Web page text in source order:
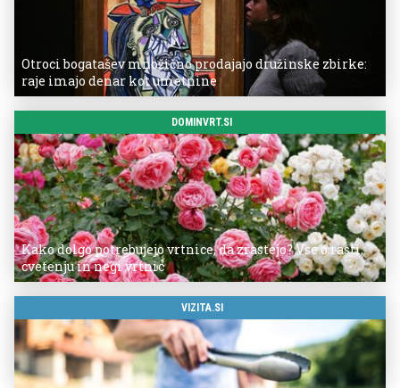
Otroci bogatašev množično prodajajo družinske zbirke:
raje imajo denar kot umetnine
DOMINVRT.SI
Kako dolgo potrebujejo vrtnice, da zrastejo? Vse o rasti,
cvetenju in negi vrtnic
VIZITA.SI